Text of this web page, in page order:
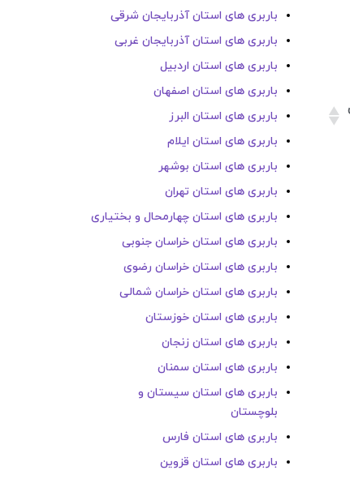
باربری های استان آذربایجان شرقی
باربری های استان آذربایجان غربی
باربری های استان اردبیل
باربری های استان اصفهان
باربری های استان البرز
باربری های استان ایلام
باربری های استان بوشهر
باربری های استان تهران
باربری های استان چهارمحال و بختیاری
باربری های استان خراسان جنوبی
باربری های استان خراسان رضوی
باربری های استان خراسان شمالی
باربری های استان خوزستان
باربری های استان زنجان
باربری های استان سمنان
باربری های استان سیستان و
بلوچستان
باربری های استان فارس
باربری های استان قزوین